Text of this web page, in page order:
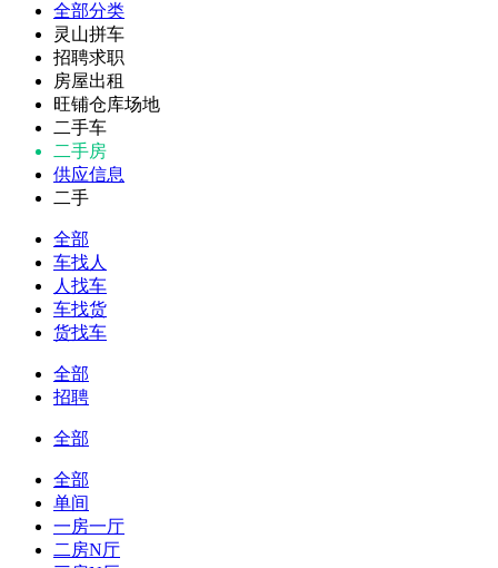
全部分类
灵山拼车
招聘求职
房屋出租
旺铺仓库场地
二手车
二手房
供应信息
二手
全部
车找人
人找车
车找货
货找车
全部
招聘
全部
全部
单间
一房一厅
二房N厅